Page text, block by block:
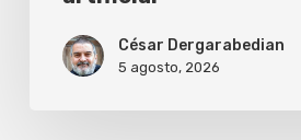
artificial
César Dergarabedian
5 agosto, 2026